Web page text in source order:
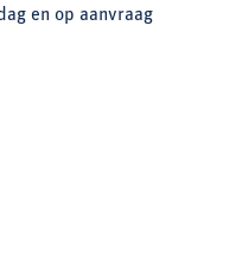
en op aanvraag